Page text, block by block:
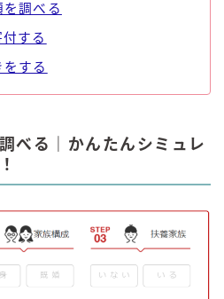
を調べる
する
する
べる｜かんたんシミュレ